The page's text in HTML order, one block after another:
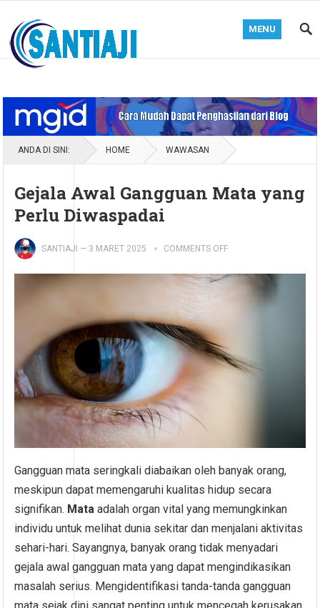
MENU
ANDA DI SINI: HOME WAWASAN
Gejala Awal Gangguan Mata yang
Perlu Diwaspadai
SANTIAJI — 3 MARET 2025 COMMENTS OFF
Gangguan mata seringkali diabaikan oleh banyak orang,
meskipun dapat memengaruhi kualitas hidup secara
signifikan. Mata adalah organ vital yang memungkinkan
individu untuk melihat dunia sekitar dan menjalani aktivitas
sehari-hari. Sayangnya, banyak orang tidak menyadari
gejala awal gangguan mata yang dapat mengindikasikan
masalah serius. Mengidentifikasi tanda-tanda gangguan